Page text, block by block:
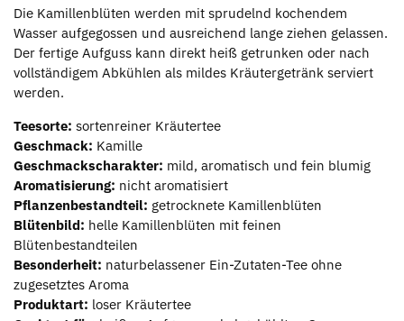
Die Kamillenblüten werden mit sprudelnd kochendem
Wasser aufgegossen und ausreichend lange ziehen gelassen.
Der fertige Aufguss kann direkt heiß getrunken oder nach
vollständigem Abkühlen als mildes Kräutergetränk serviert
werden.
Teesorte: sortenreiner Kräutertee
Geschmack: Kamille
Geschmackscharakter: mild, aromatisch und fein blumig
Aromatisierung: nicht aromatisiert
Pflanzenbestandteil: getrocknete Kamillenblüten
Blütenbild: helle Kamillenblüten mit feinen
Blütenbestandteilen
Besonderheit: naturbelassener Ein-Zutaten-Tee ohne
zugesetztes Aroma
Produktart: loser Kräutertee